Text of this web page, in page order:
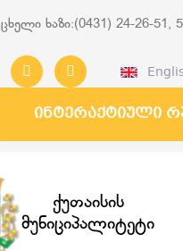
ცხელი ხაზი:(0431) 24-26-51,
ინტერაქტიული
ქუთაისის
მუნიციპალიტეტი